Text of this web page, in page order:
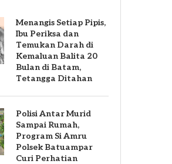
Menangis Setiap Pipis,
Ibu Periksa dan
Temukan Darah di
Kemaluan Balita 20
Bulan di Batam,
Tetangga Ditahan
Polisi Antar Murid
Sampai Rumah,
Program Si Amru
Polsek Batuampar
Curi Perhatian